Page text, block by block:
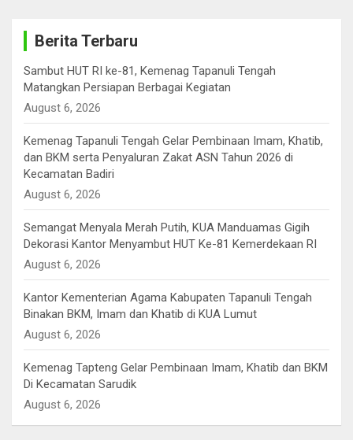
Berita Terbaru
Sambut HUT RI ke-81, Kemenag Tapanuli Tengah
Matangkan Persiapan Berbagai Kegiatan
August 6, 2026
Kemenag Tapanuli Tengah Gelar Pembinaan Imam, Khatib,
dan BKM serta Penyaluran Zakat ASN Tahun 2026 di
Kecamatan Badiri
August 6, 2026
Semangat Menyala Merah Putih, KUA Manduamas Gigih
Dekorasi Kantor Menyambut HUT Ke-81 Kemerdekaan RI
August 6, 2026
Kantor Kementerian Agama Kabupaten Tapanuli Tengah
Binakan BKM, Imam dan Khatib di KUA Lumut
August 6, 2026
Kemenag Tapteng Gelar ‎Pembinaan Imam, Khatib dan BKM
‎Di Kecamatan Sarudik
August 6, 2026